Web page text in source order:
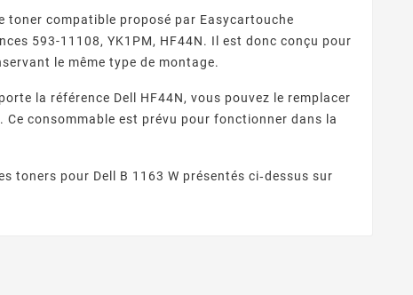
toner compatible proposé par Easycartouche
593-11108, YK1PM, HF44N. Il est donc conçu pour
le même type de montage.
la référence Dell HF44N, vous pouvez le remplacer
Ce consommable est prévu pour fonctionner dans la
toners pour Dell B 1163 W présentés ci‑dessus sur